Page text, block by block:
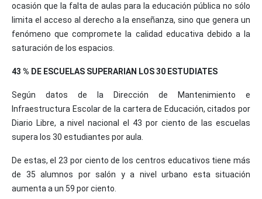
ocasión que la falta de aulas para la educación pública no sólo
limita el acceso al derecho a la enseñanza, sino que genera un
fenómeno que compromete la calidad educativa debido a la
saturación de los espacios.
43 % DE ESCUELAS SUPERARIAN LOS 30 ESTUDIATES
Según datos de la Dirección de Mantenimiento e
Infraestructura Escolar de la cartera de Educación, citados por
Diario Libre, a nivel nacional el 43 por ciento de las escuelas
supera los 30 estudiantes por aula.
De estas, el 23 por ciento de los centros educativos tiene más
de 35 alumnos por salón y a nivel urbano esta situación
aumenta a un 59 por ciento.